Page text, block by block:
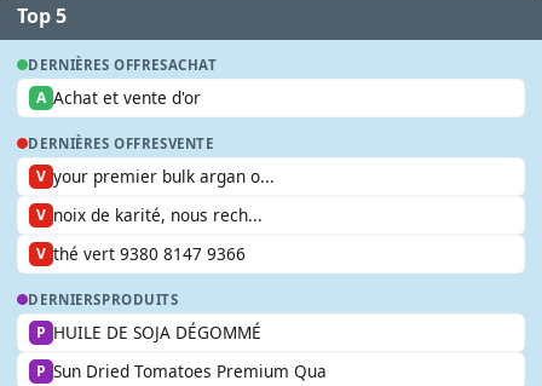
Top 5
DERNIÈRES OFFRESACHAT
A Achat et vente d'or
DERNIÈRES OFFRESVENTE
V your premier bulk argan o...
V noix de karité, nous rech...
V thé vert 9380 8147 9366
DERNIERSPRODUITS
P HUILE DE SOJA DÉGOMMÉ
P Sun Dried Tomatoes Premium Qua